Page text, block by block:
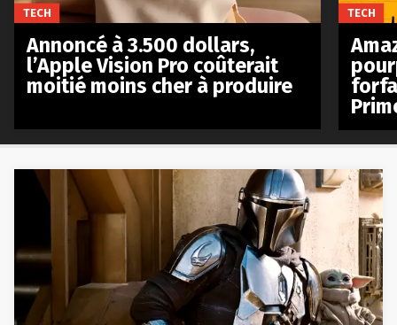
TECH
Annoncé à 3.500 dollars,
l’Apple Vision Pro coûterait
moitié moins cher à produire
TECH